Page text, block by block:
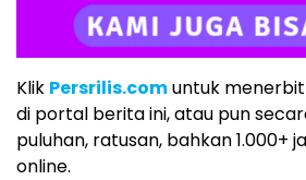
Klik Persrilis.comuntuk
di portal berita ini, atau pun
puluhan, ratusan, bahkan 1.000+
online.